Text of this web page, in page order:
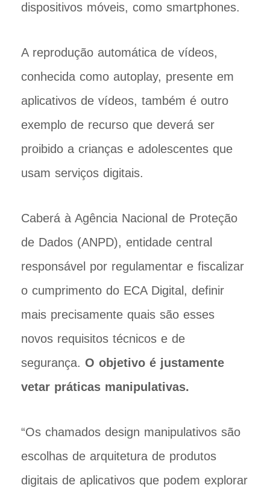
dispositivos móveis, como smartphones.
A reprodução automática de vídeos,
conhecida como autoplay, presente em
aplicativos de vídeos, também é outro
exemplo de recurso que deverá ser
proibido a crianças e adolescentes que
usam serviços digitais.
Caberá à Agência Nacional de Proteção
de Dados (ANPD), entidade central
responsável por regulamentar e fiscalizar
o cumprimento do ECA Digital, definir
mais precisamente quais são esses
novos requisitos técnicos e de
segurança. O objetivo é justamente
vetar práticas manipulativas.
“Os chamados design manipulativos são
escolhas de arquitetura de produtos
digitais de aplicativos que podem explorar